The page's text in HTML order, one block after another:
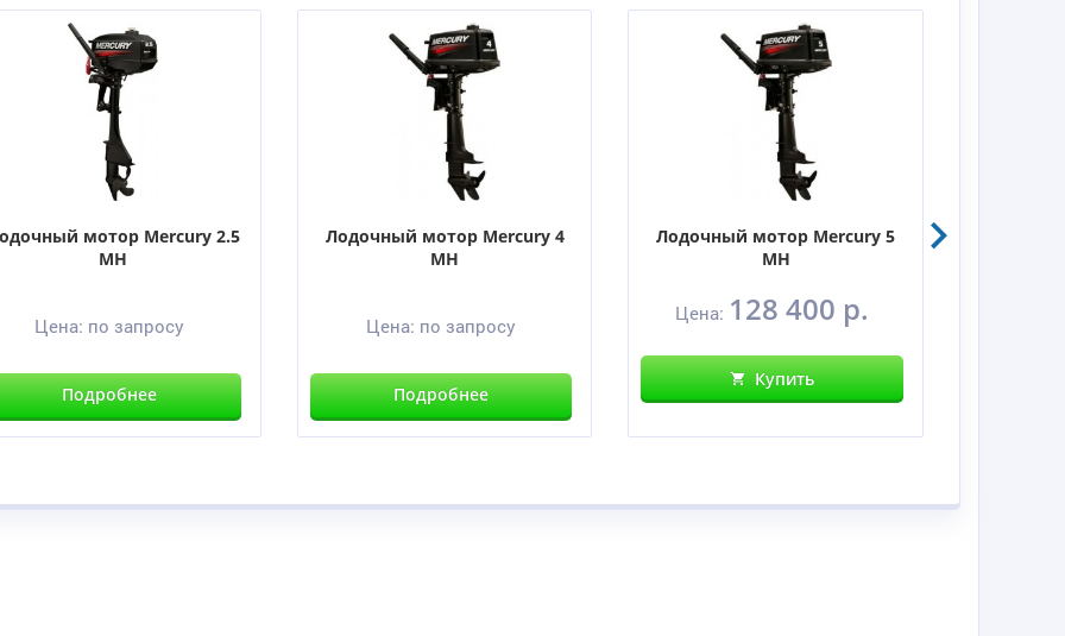
мотор Mercury 2.5
MH
Цена: по запросу
Подробнее
Лодочный мотор Mercury 4
MH
Цена: по запросу
Подробнее
Лодочный мотор Mercury 5
MH
Цена: 128 400 р.
Купить